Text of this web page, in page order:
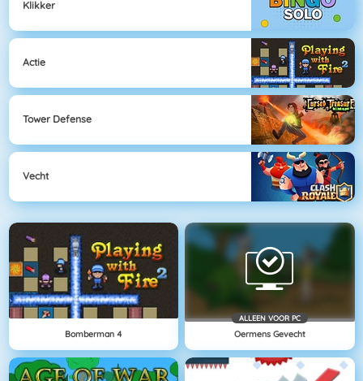
Klikker
Actie
Tower Defense
Vecht
Bomberman 4
ALLEEN VOOR PC
Oermens Gevecht